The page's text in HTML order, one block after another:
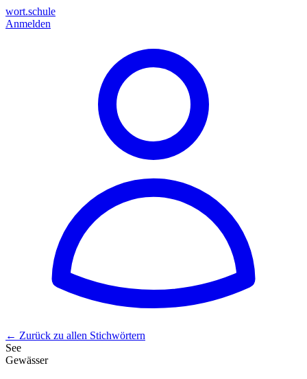
wort.schule
Anmelden
← Zurück zu allen Stichwörtern
See
Gewässer